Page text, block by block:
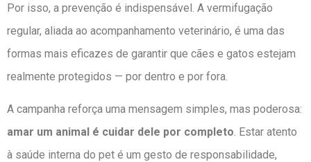
Por isso, a prevenção é indispensável. A vermifugação
regular, aliada ao acompanhamento veterinário, é uma das
formas mais eficazes de garantir que cães e gatos estejam
realmente protegidos — por dentro e por fora.
A campanha reforça uma mensagem simples, mas poderosa:
amar um animal é cuidar dele por completo. Estar atento
à saúde interna do pet é um gesto de responsabilidade,